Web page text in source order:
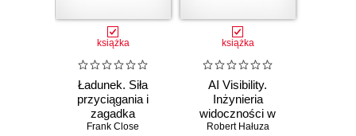
książka
Ładunek. Siła
przyciągania i
zagadka
równowagi
Frank Close
książka
AI Visibility.
Inżynieria
widoczności w
świecie bez
Robert Hałuza